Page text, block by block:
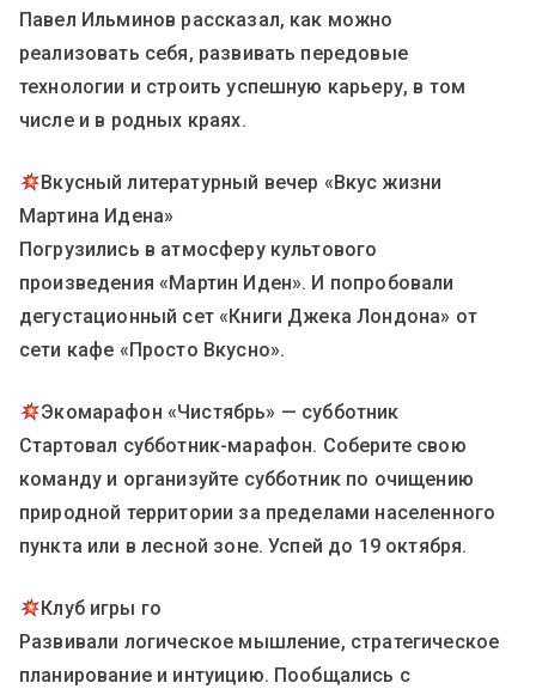
Павел Ильминов рассказал, как можно
реализовать себя, развивать передовые
технологии и строить успешную карьеру, в том
числе и в родных краях.
Вкусный литературный вечер «Вкус жизни
Мартина Идена»
Погрузились в атмосферу культового
произведения «Мартин Иден». И попробовали
дегустационный сет «Книги Джека Лондона» от
сети кафе «Просто Вкусно».
Экомарафон «Чистябрь» — субботник
Стартовал субботник-марафон. Соберите свою
команду и организуйте субботник по очищению
природной территории за пределами населенного
пункта или в лесной зоне. Успей до 19 октября.
Клуб игры го
Развивали логическое мышление, стратегическое
планирование и интуицию. Пообщались с